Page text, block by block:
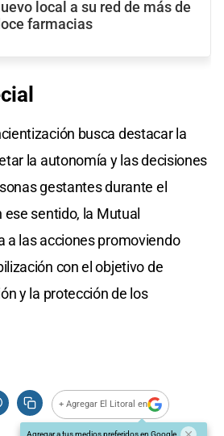
local a su red de más de
farmacias
busca destacar la
la autonomía y las decisiones
gestantes durante el
sentido, la Mutual
a las acciones promoviendo
con el objetivo de
y la protección de los
+ Agregar El Litoral en
Agregar a tus medios preferidos en Google